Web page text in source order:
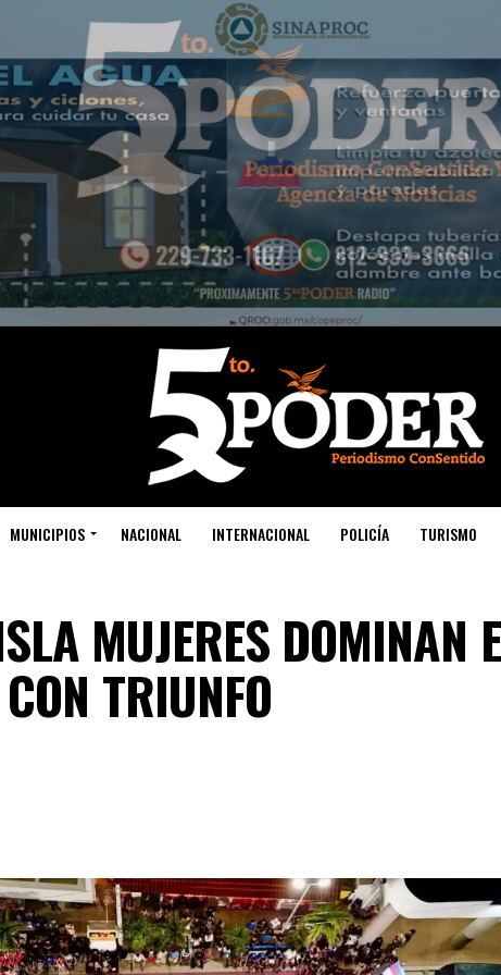
MUNICIPIOS NACIONAL INTERNACIONAL POLICÍA TURISMO
MUJERES DOMINAN
TRIUNFO